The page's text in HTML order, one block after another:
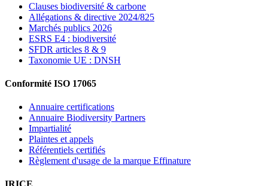
Clauses biodiversité & carbone
Allégations & directive 2024/825
Marchés publics 2026
ESRS E4 : biodiversité
SFDR articles 8 & 9
Taxonomie UE : DNSH
Conformité ISO 17065
Annuaire certifications
Annuaire Biodiversity Partners
Impartialité
Plaintes et appels
Référentiels certifiés
Règlement d'usage de la marque Effinature